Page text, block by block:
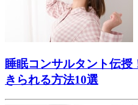
睡眠コンサルタント伝
きられる方法10選